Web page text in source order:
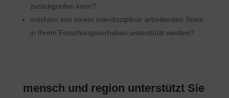
zurückgreifen kann?
möchten von einem interdisziplinär arbeitenden Team
in Ihrem Forschungsvorhaben unterstützt werden?
mensch und region unterstützt Sie